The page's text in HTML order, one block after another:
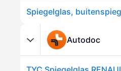
Spiegelglas,
Autodoc